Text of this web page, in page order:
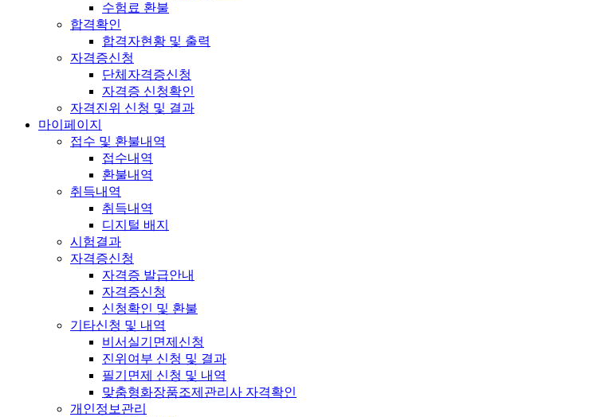
수험료 환불
합격확인
합격자현황 및 출력
자격증신청
단체자격증신청
자격증 신청확인
자격진위 신청 및 결과
마이페이지
접수 및 환불내역
접수내역
환불내역
취득내역
취득내역
디지털 배지
시험결과
자격증신청
자격증 발급안내
자격증신청
신청확인 및 환불
기타신청 및 내역
비서실기면제신청
진위여부 신청 및 결과
필기면제 신청 및 내역
맞춤형화장품조제관리사 자격확인
개인정보관리